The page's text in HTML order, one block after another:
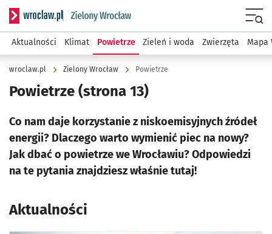
Serwis informacyjny wroclaw.pl podserwis: Środowisko we
Aktualności Klimat Powietrze Zieleń i woda Zwierzęta Mapa
wroclaw.pl Zielony Wrocław Powietrze
Powietrze (strona 13)
Co nam daje korzystanie z niskoemisyjnych źródeł
energii? Dlaczego warto wymienić piec na nowy?
Jak dbać o powietrze we Wrocławiu? Odpowiedzi
na te pytania znajdziesz właśnie tutaj!
Aktualności